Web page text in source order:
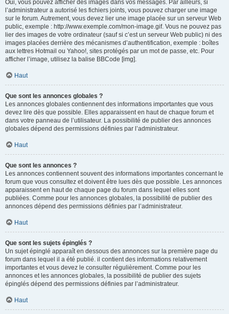
Oui, vous pouvez afficher des images dans vos messages. Par ailleurs, si
l’administrateur a autorisé les fichiers joints, vous pouvez charger une image
sur le forum. Autrement, vous devez lier une image placée sur un serveur Web
public, exemple : http://www.exemple.com/mon-image.gif. Vous ne pouvez pas
lier des images de votre ordinateur (sauf si c’est un serveur Web public) ni des
images placées derrière des mécanismes d’authentification, exemple : boîtes
aux lettres Hotmail ou Yahoo!, sites protégés par un mot de passe, etc. Pour
afficher l’image, utilisez la balise BBCode [img].
Haut
Que sont les annonces globales ?
Les annonces globales contiennent des informations importantes que vous
devez lire dès que possible. Elles apparaissent en haut de chaque forum et
dans votre panneau de l’utilisateur. La possibilité de publier des annonces
globales dépend des permissions définies par l’administrateur.
Haut
Que sont les annonces ?
Les annonces contiennent souvent des informations importantes concernant le
forum que vous consultez et doivent être lues dès que possible. Les annonces
apparaissent en haut de chaque page du forum dans lequel elles sont
publiées. Comme pour les annonces globales, la possibilité de publier des
annonces dépend des permissions définies par l’administrateur.
Haut
Que sont les sujets épinglés ?
Un sujet épinglé apparaît en dessous des annonces sur la première page du
forum dans lequel il a été publié. il contient des informations relativement
importantes et vous devez le consulter régulièrement. Comme pour les
annonces et les annonces globales, la possibilité de publier des sujets
épinglés dépend des permissions définies par l’administrateur.
Haut